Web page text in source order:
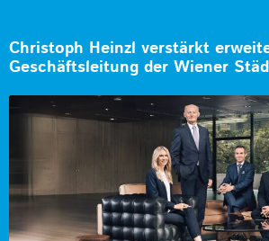
Christoph Heinzl verstärkt
Geschäftsleitung der Wiener